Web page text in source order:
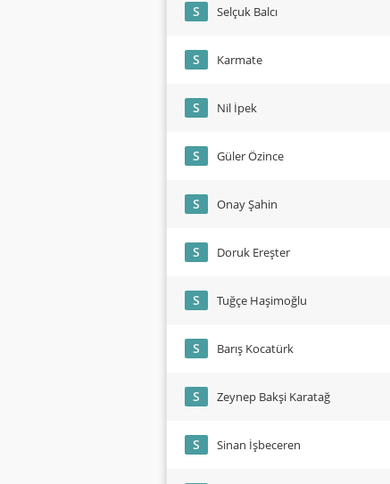
S Selçuk Balcı
S Karmate
S Nil İpek
S Güler Özince
S Onay Şahin
S Doruk Ereşter
S Tuğçe Haşimoğlu
S Barış Kocatürk
S Zeynep Bakşi Karatağ
S Sinan İşbeceren